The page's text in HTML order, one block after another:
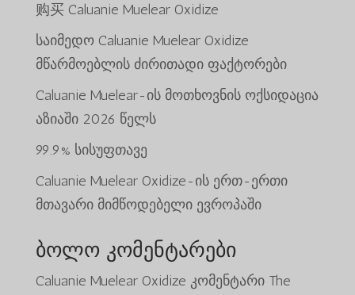
购买 Caluanie Muelear Oxidize
საიმედო Caluanie Muelear Oxidize
მწარმოებლის ძირითადი ფაქტორები
Caluanie Muelear-ის მოთხოვნის ოქსიდაცია
აზიაში 2026 წელს
99.9% სისუფთავე
Caluanie Muelear Oxidize-ის ერთ-ერთი
მთავარი მიმწოდებელი ევროპაში
ბოლო კომენტარები
Caluanie Muelear Oxidize კომენტარი The